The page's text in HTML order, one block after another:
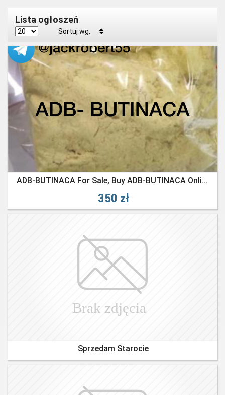
Lista ogłoszeń
Sortuj wg.
ADB-BUTINACA For Sale, Buy ADB-BUTINACA Online WhatsApp: +3197005030180 Telegram: @jackrobert55
350 zł
Sprzedam Starocie